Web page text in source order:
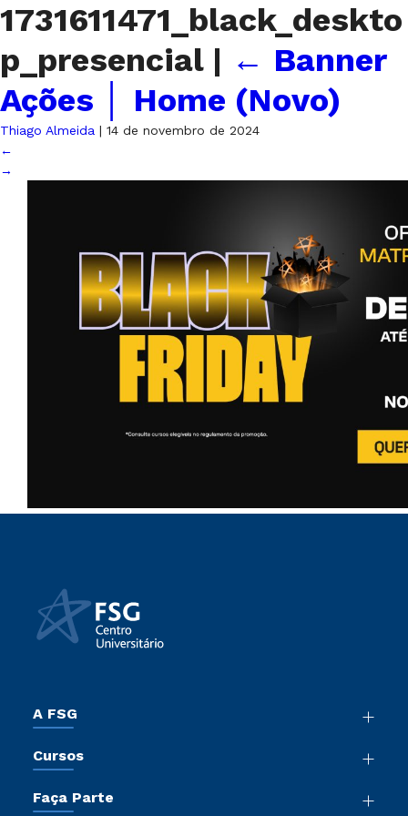
1731611471_black_deskto
p_presencial | ← Banner
Ações │ Home (Novo)
Thiago Almeida | 14 de novembro de 2024
←
→
A FSG
Sala de Imprensa
Cursos
Pós-Graduação
Faça Parte